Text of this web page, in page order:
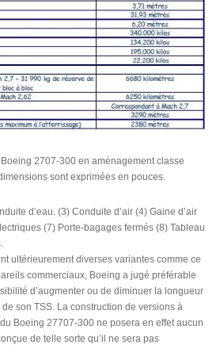
2707-300 en aménagement classe
sont exprimées en pouces.
d’eau. (3) Conduite d’air (4) Gaine d’air
(7) Porte-bagages fermés (8) Tableau
ultérieurement diverses variantes comme ce
commerciaux, Boeing a jugé préférable
d’augmenter ou de diminuer la longueur
son TSS. La construction de versions à
Boeing 27707-300 ne posera en effet aucun
de telle sorte qu’il ne sera pas